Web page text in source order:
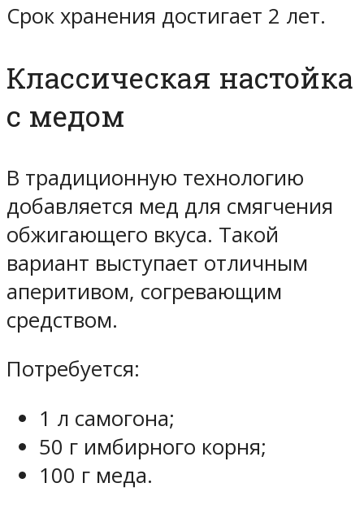
Срок хранения достигает 2 лет.
Классическая настойка
с медом
В традиционную технологию
добавляется мед для смягчения
обжигающего вкуса. Такой
вариант выступает отличным
аперитивом, согревающим
средством.
Потребуется:
1 л самогона;
50 г имбирного корня;
100 г меда.